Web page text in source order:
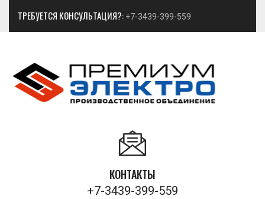
ТРЕБУЕТСЯ КОНСУЛЬТАЦИЯ?: +7-3439-399-559
КОНТАКТЫ
+7-3439-399-559